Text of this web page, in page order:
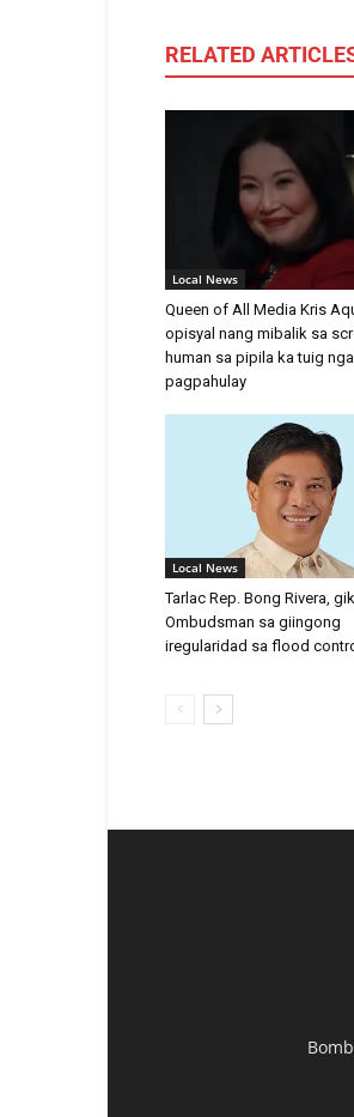
RELATED
Local News
Queen of All Media Kris
opisyal nang mibalik sa
human sa pipila ka tuig nga
pagpahulay
Local News
Tarlac Rep. Bong Rivera,
Ombudsman sa giingong
iregularidad sa flood